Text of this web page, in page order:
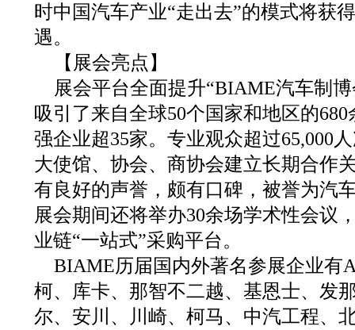
时中国汽车产业“走出去”的模式将获
遇。
【展会亮点】
展会平台全面提升“BIAME汽车制
吸引了来自全球50个国家和地区的
强企业超35家。专业观众超过65,000
大使馆、协会、商协会建立长期合作
有良好的声誉，颇有口碑，被誉为汽
展会期间还将举办30余场学术性会议
业链“一站式”采购平台。
BIAME历届国内外著名参展企业有
柯、库卡、那智不二越、基恩士、发
尔、安川、川崎、柯马、中汽工程、